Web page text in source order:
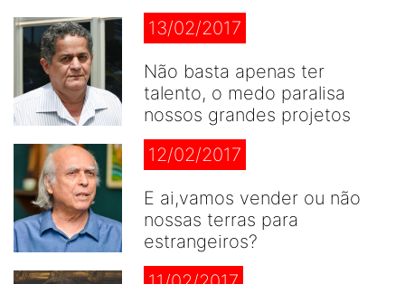
13/02/2017
Não basta apenas ter
talento, o medo paralisa
nossos grandes projetos
12/02/2017
E ai,vamos vender ou não
nossas terras para
estrangeiros?